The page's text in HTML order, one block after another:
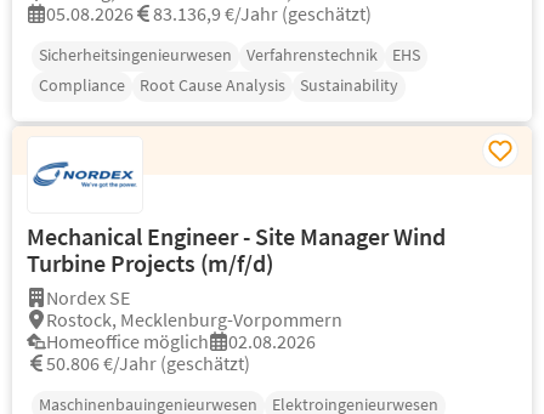
05.08.2026
83.136,9 €/Jahr (geschätzt)
Sicherheitsingenieurwesen Verfahrenstechnik
EHS
Compliance
Root Cause Analysis Sustainability
Mechanical Engineer - Site Manager Wind
Turbine Projects (m/f/d)
Nordex SE
Rostock, Mecklenburg-Vorpommern
Homeoffice möglich
02.08.2026
50.806 €/Jahr (geschätzt)
Maschinenbauingenieurwesen Elektroingenieurwesen